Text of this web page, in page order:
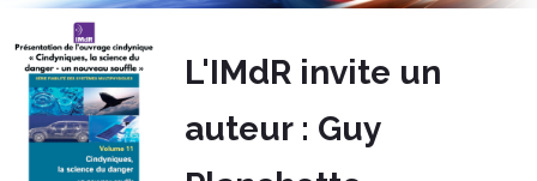
L'IMdR invite un
auteur : Guy